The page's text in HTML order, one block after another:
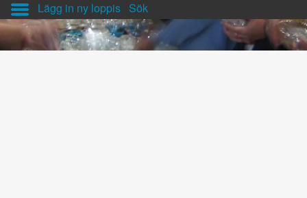
Lägg in ny loppis Sök